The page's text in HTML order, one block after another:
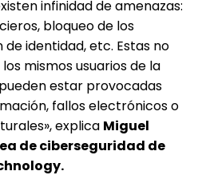
infinidad de amenazas:
bloqueo de los
identidad, etc. Estas no
mismos usuarios de la
estar provocadas
fallos electrónicos o
explica Miguel
de ciberseguridad de